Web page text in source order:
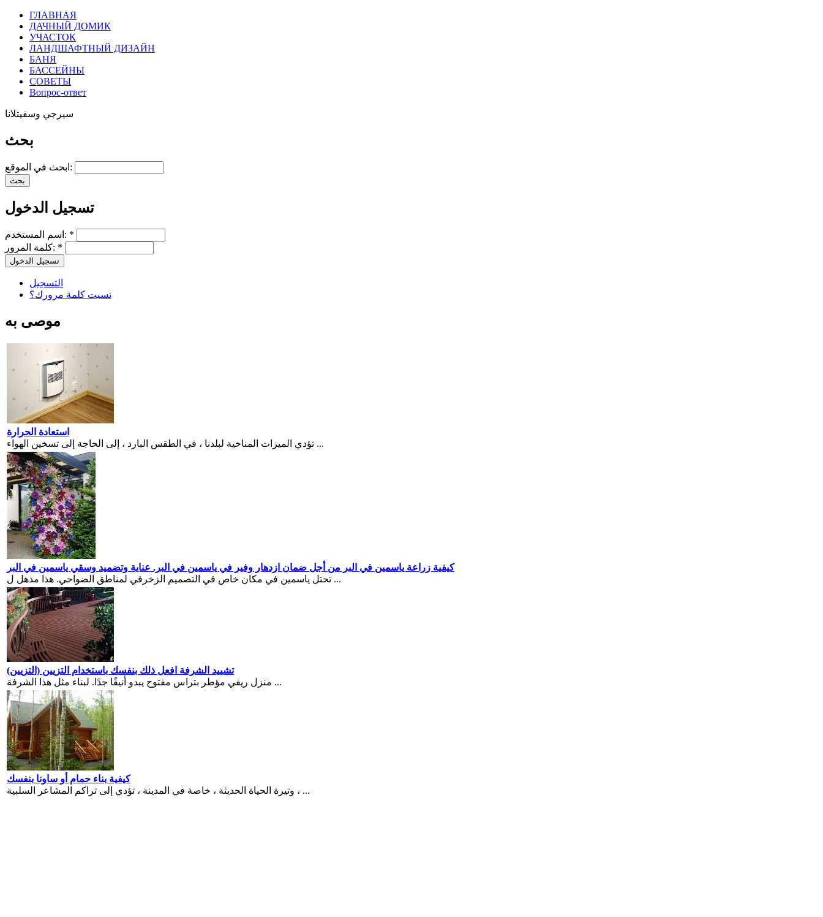
ГЛАВНАЯ
ДАЧНЫЙ ДОМИК
УЧАСТОК
ЛАНДШАФТНЫЙ ДИЗАЙН
БАНЯ
БАССЕЙНЫ
СОВЕТЫ
Вопрос-ответ
سيرجي وسفيتلانا
بحث
ابحث في الموقع:
تسجيل الدخول
اسم المستخدم: *
كلمة المرور: *
التسجيل
نسيت كلمة مرورك؟
موصى به
استعادة الحرارة
تؤدي الميزات المناخية لبلدنا ، في الطقس البارد ، إلى الحاجة إلى تسخين الهواء ...
كيفية زراعة ياسمين في البر من أجل ضمان ازدهار وفير في ياسمين في البر. عناية وتضميد وسقي ياسمين في البر
تحتل ياسمين في مكان خاص في التصميم الزخرفي لمناطق الضواحي. هذا مذهل ل ...
تشييد الشرفة افعل ذلك بنفسك باستخدام التزيين (التزيين)
منزل ريفي مؤطر بتراس مفتوح يبدو أنيقًا جدًا. لبناء مثل هذا الشرفة ...
كيفية بناء حمام أو ساونا بنفسك
وتيرة الحياة الحديثة ، خاصة في المدينة ، تؤدي إلى تراكم المشاعر السلبية ، ...